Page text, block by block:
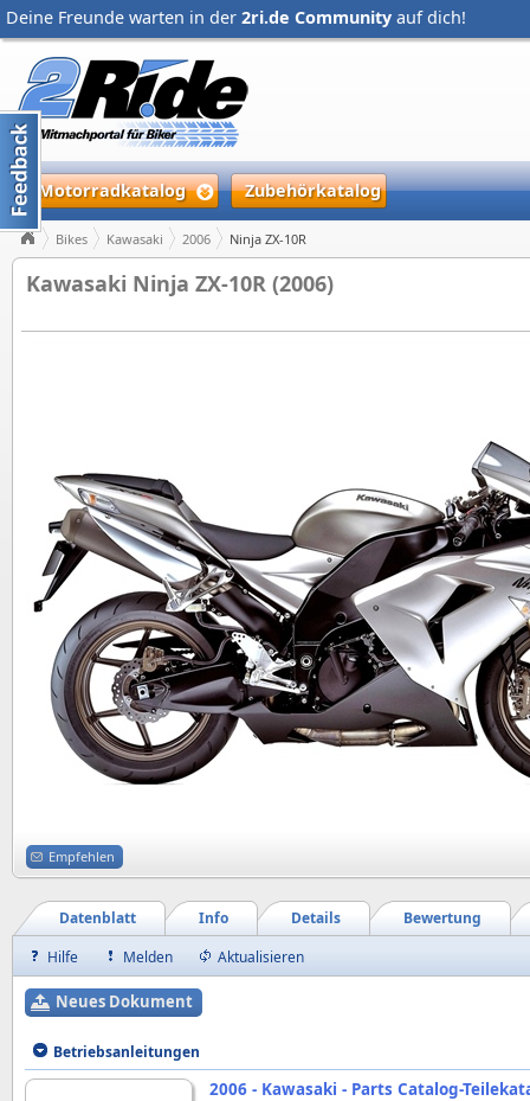
Deine Freunde warten in der 2ri.de Community auf dich!
Motorradkatalog Zubehörkatalog
Bikes Kawasaki 2006 Ninja ZX-10R
Kawasaki Ninja ZX-10R (2006)
Empfehlen
Bewertung
Details
Info
Datenblatt
Hilfe
Melden Aktualisieren
Neues Dokument
Betriebsanleitungen
2006 - Kawasaki - Parts Catalog-